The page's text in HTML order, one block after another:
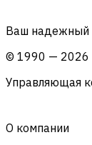
Ваш надежный
© 1990 — 2026
Управляющая
О компании